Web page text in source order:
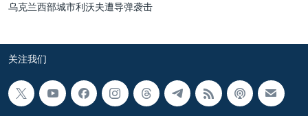
乌克兰西部城市利沃夫遭导弹袭击
关注我们